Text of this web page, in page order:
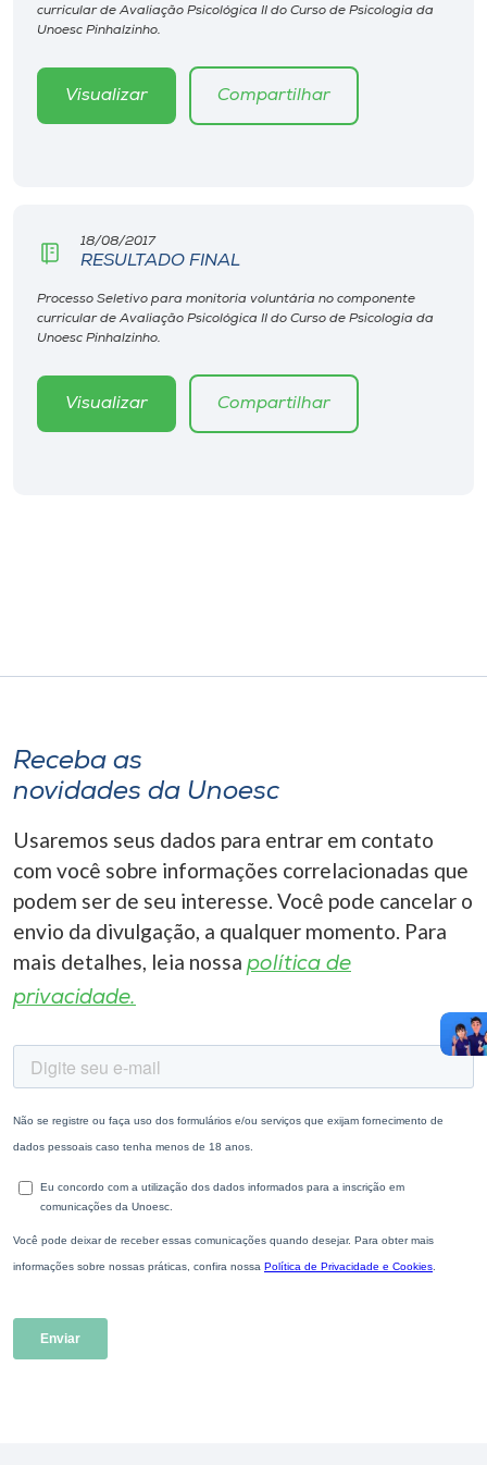
curricular de Avaliação Psicológica II do Curso de Psicologia da
Unoesc Pinhalzinho.
Visualizar Compartilhar
18/08/2017
RESULTADO FINAL
Processo Seletivo para monitoria voluntária no componente
curricular de Avaliação Psicológica II do Curso de Psicologia da
Unoesc Pinhalzinho.
Visualizar Compartilhar
Receba as
novidades da Unoesc
Usaremos seus dados para entrar em contato
com você sobre informações correlacionadas que
podem ser de seu interesse. Você pode cancelar o
envio da divulgação, a qualquer momento. Para
mais detalhes, leia nossa política de
privacidade.